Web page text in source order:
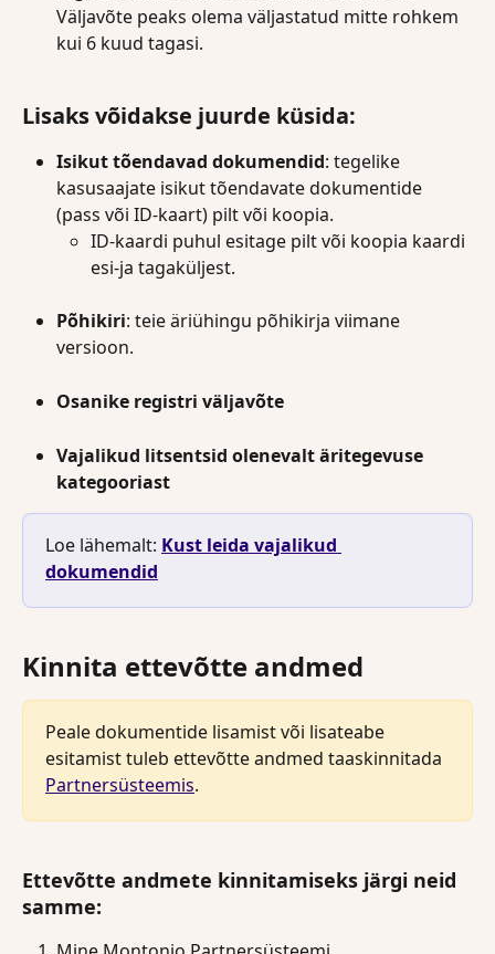
Väljavõte peaks olema väljastatud mitte rohkem
kui 6 kuud tagasi.
Lisaks võidakse juurde küsida:
Isikut tõendavad dokumendid: tegelike
kasusaajate isikut tõendavate dokumentide
(pass või ID-kaart) pilt või koopia.
ID-kaardi puhul esitage pilt või koopia kaardi
esi-ja tagaküljest.
Põhikiri: teie äriühingu põhikirja viimane
versioon.
Osanike registri väljavõte
Vajalikud litsentsid olenevalt äritegevuse
kategooriast
Loe lähemalt: Kust leida vajalikud
dokumendid
Kinnita ettevõtte andmed
Peale dokumentide lisamist või lisateabe
esitamist tuleb ettevõtte andmed taaskinnitada
Partnersüsteemis.
Ettevõtte andmete kinnitamiseks järgi neid
samme: